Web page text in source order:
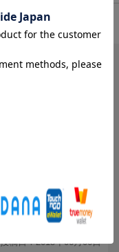
4.00
。
投稿日：2015年06月06日